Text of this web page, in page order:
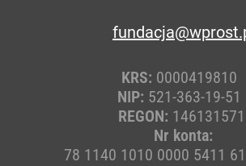
KRS: 0000419810
NIP: 521-363-19-51
REGON: 146131571
Nr konta:
78 1140 1010 0000 5411